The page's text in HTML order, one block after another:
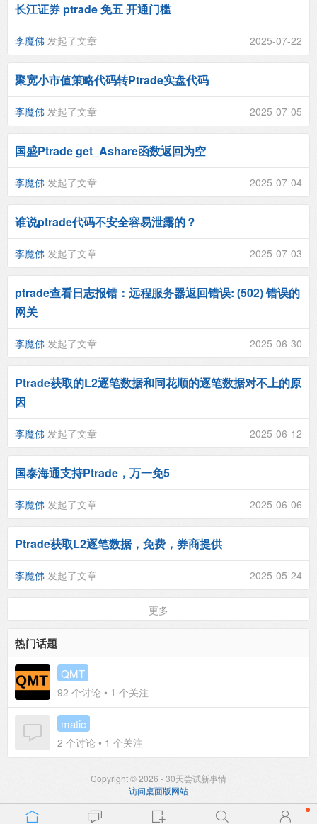
长江证券 ptrade 免五 开通门槛
李魔佛 发起了文章 2025-07-22
聚宽小市值策略代码转Ptrade实盘代码
李魔佛 发起了文章 2025-07-05
国盛Ptrade get_Ashare函数返回为空
李魔佛 发起了文章 2025-07-04
谁说ptrade代码不安全容易泄露的？
李魔佛 发起了文章 2025-07-03
ptrade查看日志报错：远程服务器返回错误: (502) 错误的
网关
李魔佛 发起了文章 2025-06-30
Ptrade获取的L2逐笔数据和同花顺的逐笔数据对不上的原
因
李魔佛 发起了文章 2025-06-12
国泰海通支持Ptrade，万一免5
李魔佛 发起了文章 2025-06-06
Ptrade获取L2逐笔数据，免费，券商提供
李魔佛 发起了文章 2025-05-24
更多
热门话题
QMT
92 个讨论 • 1 个关注
matic
2 个讨论 • 1 个关注
Copyright © 2026 - 30天尝试新事情
访问桌面版网站